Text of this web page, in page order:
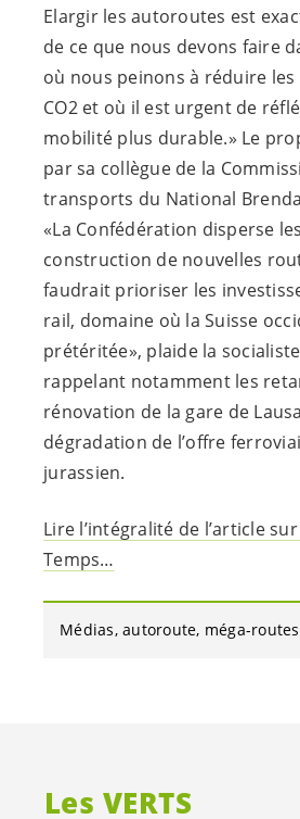
Elargir les autoroutes est
de ce que nous devons faire
où nous peinons à réduire les
CO2 et où il est urgent de
mobilité plus durable.» Le
par sa collègue de la
transports du National
«La Confédération disperse
construction de nouvelles
faudrait prioriser les
rail, domaine où la Suisse
prétéritée», plaide la socialiste
rappelant notamment les
rénovation de la gare de
dégradation de l’offre
jurassien.
Lire l’intégralité de l’article
Temps…
Médias autoroute méga-routes
Les VERTS